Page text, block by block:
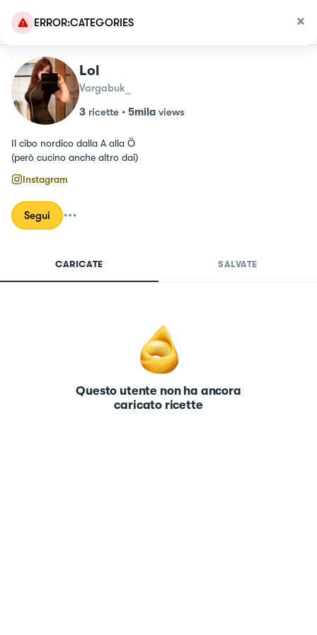
ERROR:CATEGORIES
Lol
Vargabuk_
3 ricette • 5mila views
Il cibo nordico dalla A alla Ö
(però cucino anche altro dai)
Instagram
Segui
CARICATE SALVATE
Questo utente non ha ancora
caricato ricette